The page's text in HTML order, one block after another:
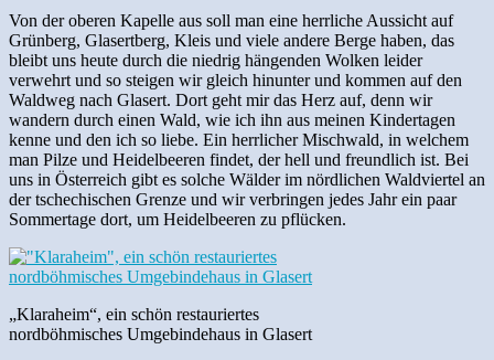
Von der oberen Kapelle aus soll man eine herrliche Aussicht auf
Grünberg, Glasertberg, Kleis und viele andere Berge haben, das
bleibt uns heute durch die niedrig hängenden Wolken leider
verwehrt und so steigen wir gleich hinunter und kommen auf den
Waldweg nach Glasert. Dort geht mir das Herz auf, denn wir
wandern durch einen Wald, wie ich ihn aus meinen Kindertagen
kenne und den ich so liebe. Ein herrlicher Mischwald, in welchem
man Pilze und Heidelbeeren findet, der hell und freundlich ist. Bei
uns in Österreich gibt es solche Wälder im nördlichen Waldviertel an
der tschechischen Grenze und wir verbringen jedes Jahr ein paar
Sommertage dort, um Heidelbeeren zu pflücken.
„Klaraheim“, ein schön restauriertes
nordböhmisches Umgebindehaus in Glasert